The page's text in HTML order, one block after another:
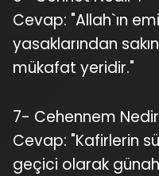
Cevap: "Allah`ın
yasaklarından
mükafat yeridir."
7- Cehennem
Cevap: "Kafirlerin
geçici olarak